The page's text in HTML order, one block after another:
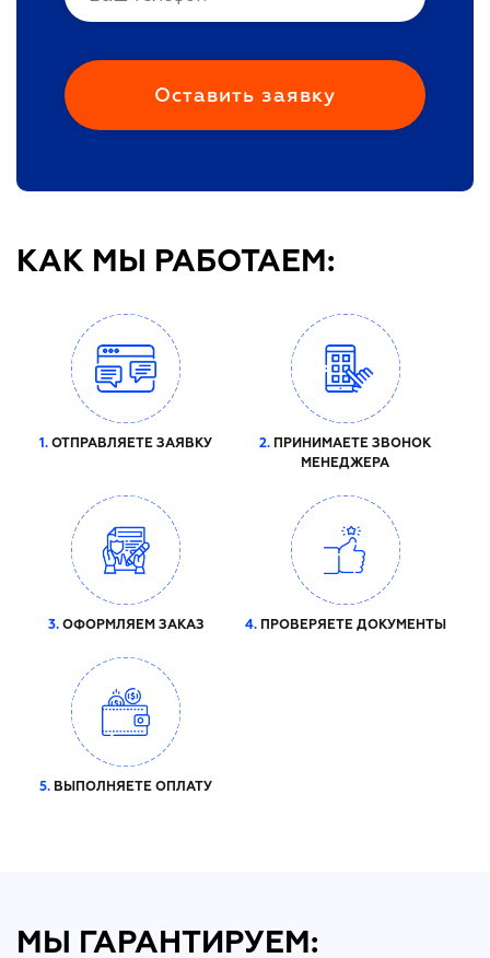
КАК МЫ РАБОТАЕМ:
1. ОТПРАВЛЯЕТЕ ЗАЯВКУ 2. ПРИНИМАЕТЕ ЗВОНОК
МЕНЕДЖЕРА
3.ОФОРМЛЯЕМ ЗАКАЗ 4.ПРОВЕРЯЕТЕ ДОКУМЕНТЫ
5. ВЫПОЛНЯЕТЕ ОПЛАТУ
МЫ ГАРАНТИРУЕМ: